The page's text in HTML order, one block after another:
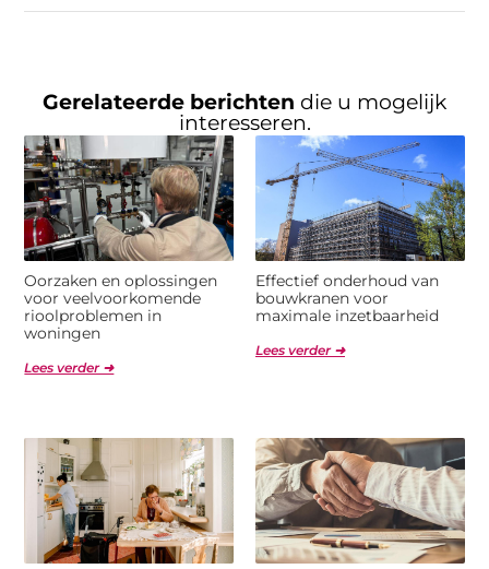
Gerelateerde berichten die u mogelijk
interesseren.
Oorzaken en oplossingen
voor veelvoorkomende
rioolproblemen in
woningen
Lees verder ➜
Effectief onderhoud van
bouwkranen voor
maximale inzetbaarheid
Lees verder ➜